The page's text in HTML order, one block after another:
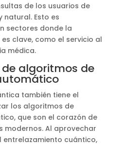
de los usuarios de
natural. Esto es
sectores donde la
clave, como el servicio al
médica.
algoritmos de
también tiene el
los algoritmos de
que son el corazón de
modernos. Al aprovechar
entrelazamiento cuántico,